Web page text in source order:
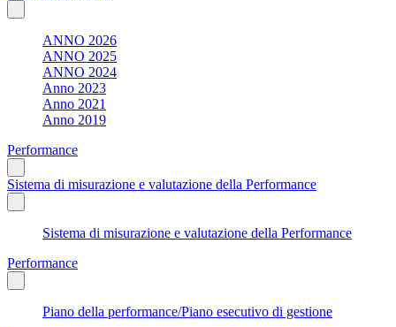
ANNO 2026
ANNO 2025
ANNO 2024
Anno 2023
Anno 2021
Anno 2019
Performance
Sistema di misurazione e valutazione della Performance
Sistema di misurazione e valutazione della Performance
Performance
Piano della performance/Piano esecutivo di gestione